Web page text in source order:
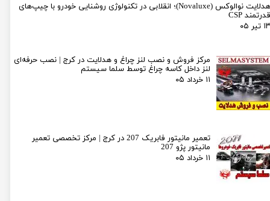
هدلایت نوالوکس (Novaluxe)؛ انقلابی در تکنولوژی روشنایی خودرو با چیپ‌های
قدرتمند CSP
۱۳ تیر ۰۵
مرکز فروش و نصب لنز چراغ و هدلایت در کرج | نصب حرفه‌ای
لنز داخل کاسه چراغ توسط سلما سیستم
۱۱ خرداد ۰۵
تعمیر مانیتور فابریک 207 در کرج | مرکز تخصصی تعمیر
مانیتور پژو 207
۱۱ خرداد ۰۵